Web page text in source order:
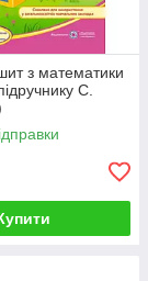
з математики
С.